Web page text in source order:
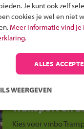
In de winkel
plek!
op de winkelvloer,
anders is!
Jouw talent in
Transport en
Kies voor vmbo
Je kunt ook zelf
cookies je wel en niet
Meer informatie vind je
ALLES
WEERGEVEN